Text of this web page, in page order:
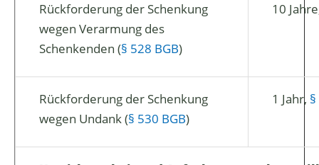
Rückforderung der Schenkung
wegen Verarmung des
Schenkenden (§ 528 BGB)
10
Rückforderung der Schenkung
wegen Undank (§ 530 BGB)
1 Jahr,